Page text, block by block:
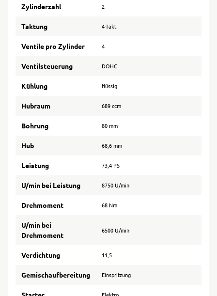
Zylinderzahl 2
Taktung 4-Takt
Ventile pro Zylinder 4
Ventilsteuerung DOHC
Kühlung flüssig
Hubraum 689 ccm
Bohrung 80 mm
Hub 68,6 mm
Leistung 73,4 PS
U/min bei Leistung 8750 U/min
Drehmoment 68 Nm
U/min bei
Drehmoment
6500 U/min
Verdichtung 11,5
Gemischaufbereitung Einspritzung